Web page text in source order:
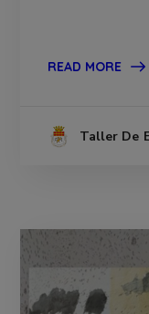
READ MORE
Taller De